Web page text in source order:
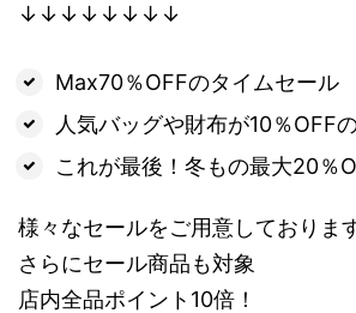
↓↓↓↓↓↓↓↓
Max70％OFFのタイムセール
人気バッグや財布が10％OFFの
これが最後！冬もの最大20％
様々なセールをご用意しております
さらにセール商品も対象
店内全品ポイント10倍！